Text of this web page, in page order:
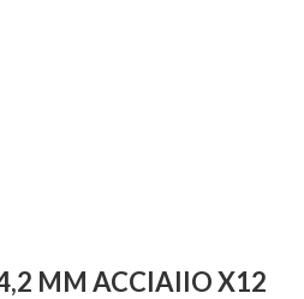
MM ACCIAIIO X12